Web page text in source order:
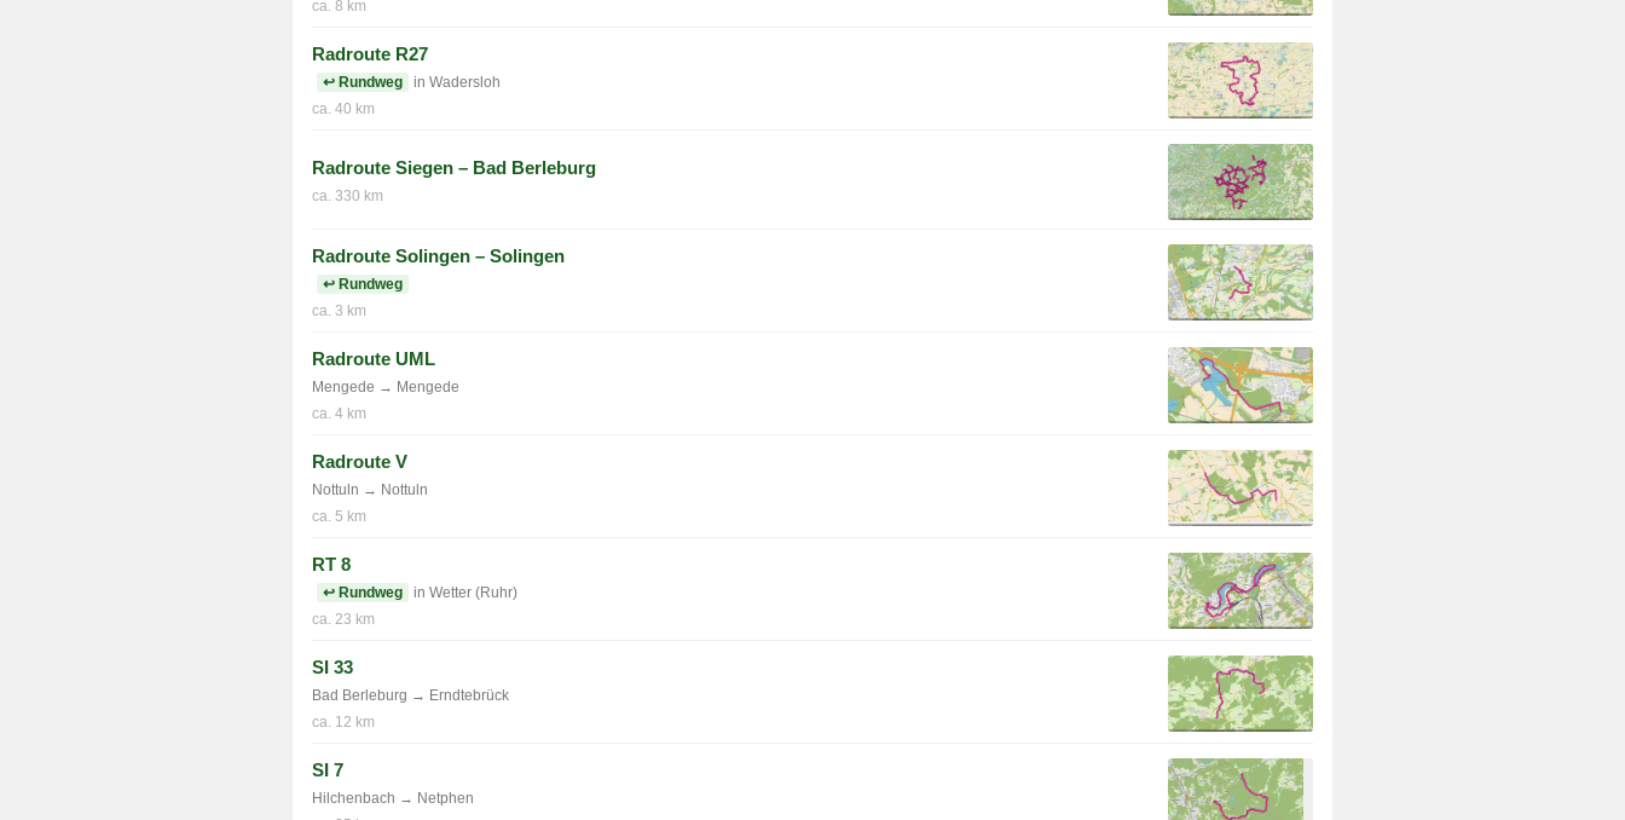
ca. 8 km
Radroute R27
↩ Rundweg
in Wadersloh
ca. 40 km
Radroute Siegen – Bad Berleburg
ca. 330 km
Radroute Solingen – Solingen
↩ Rundweg
ca. 3 km
Radroute UML
Mengede → Mengede
ca. 4 km
Radroute V
Nottuln → Nottuln
ca. 5 km
RT 8
↩ Rundweg
in Wetter (Ruhr)
ca. 23 km
SI 33
Bad Berleburg → Erndtebrück
ca. 12 km
SI 7
Hilchenbach → Netphen